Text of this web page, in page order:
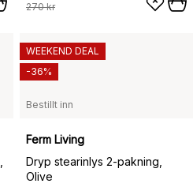
270 kr
Bestillt inn
Ferm Living
Dryp stearinlys 2-pakning,
Olive
WEEKEND DEAL
-36%